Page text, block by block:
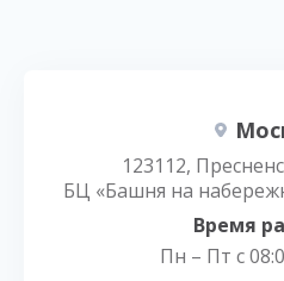
123112,
БЦ «Башня на
Время
Пн – Пт с